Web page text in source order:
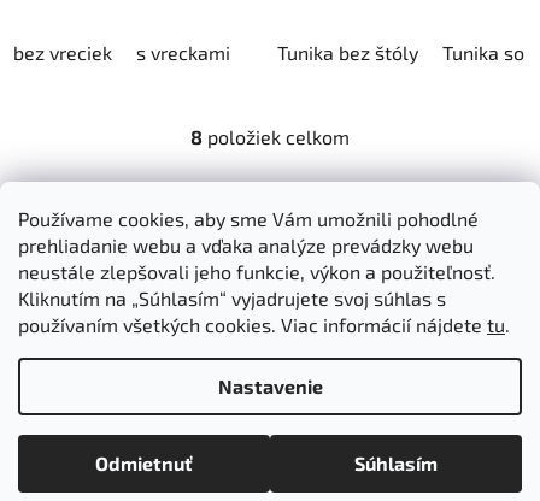
Používame cookies, aby sme Vám umožnili pohodlné
prehliadanie webu a vďaka analýze prevádzky webu
neustále zlepšovali jeho funkcie, výkon a použiteľnosť.
Kliknutím na „Súhlasím“ vyjadrujete svoj súhlas s
používaním všetkých cookies. Viac informácií nájdete tu.
Nastavenie
Odmietnuť Súhlasím
bez vreciek s vreckami Tunika bez štóly Tunika so
O
v
á
d
a
c
i
e
p
r
v
y
8 položiek celkom
Dokumenty na stiahnutie Moja objednávka
Obchodné podmienky Ochrana osobných údajov
Kontakty Informácie o cookies
Ošetrovanie a údržba výrobkov Ako nakupovať
Vytvoril Shoptet
Copyright 2026Mirea . Všetky práva vyhradené.
nastavenie cookies